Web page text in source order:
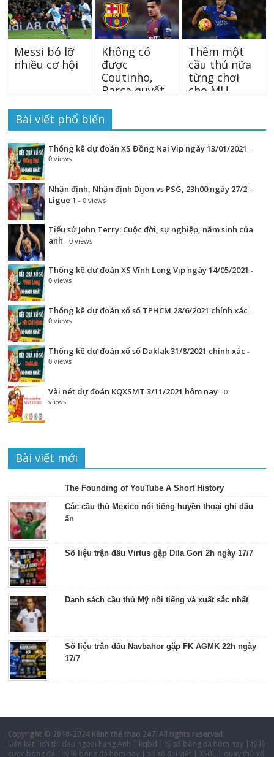
Messi bỏ lỡ
nhiều cơ hội
Không có
được
Coutinho,
Barca quyết
Liverpool
Thêm một
cầu thủ nữa
từng chơi
cho MU
Bài viết phổ biến
Thống kê dự đoán XS Đồng Nai Vip ngày 13/01/2021 -
0 views
Nhận định, Nhận định Dijon vs PSG, 23h00 ngày 27/2 –
Ligue 1 - 0 views
Tiểu sử John Terry: Cuộc đời, sự nghiệp, năm sinh của
anh - 0 views
Thống kê dự đoán XS Vĩnh Long Vip ngày 14/05/2021 -
0 views
Thống kê dự đoán xổ số TPHCM 28/6/2021 chính xác -
0 views
Thống kê dự đoán xổ số Daklak 31/8/2021 chính xác -
0 views
Vài nét dự đoán KQXSMT 3/11/2021 hôm nay - 0
views
Bài viết mới
The Founding of YouTube A Short History
Các cầu thủ Mexico nổi tiếng huyền thoại ghi dấu
ấn
Số liệu trận đấu Virtus gặp Dila Gori 2h ngày 17/7
Danh sách cầu thủ Mỹ nổi tiếng và xuất sắc nhất
Số liệu trận đấu Navbahor gặp FK AGMK 22h ngày
17/7
Copyright © 2018-2024 Kênh thể thao 247. All rights reserved.
Liên kết: lich thi dau ngoai hang Anh kqbd |tỷ số bóng đá hôm nay |tỷ lệ
cược bóng đá |tỷ lệ bóng đá hôm nay xổ số đại việt |XSBL quay thử xổ